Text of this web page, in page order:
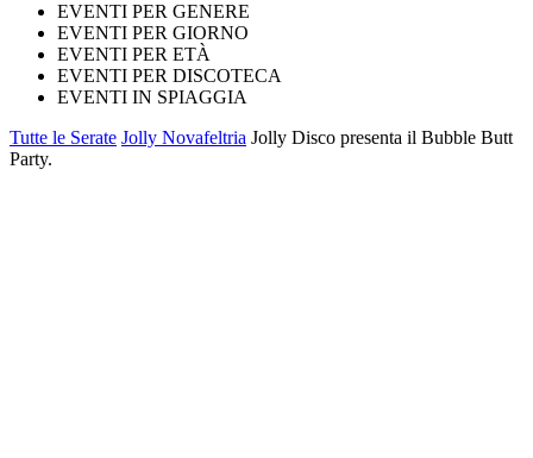
EVENTI PER GENERE
EVENTI PER GIORNO
EVENTI PER ETÀ
EVENTI PER DISCOTECA
EVENTI IN SPIAGGIA
Tutte le Serate Jolly Novafeltria Jolly Disco presenta il Bubble Butt
Party.